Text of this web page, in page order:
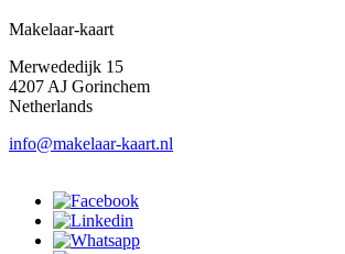
Makelaar-kaart
Merwededijk 15
4207 AJ Gorinchem
Netherlands
info@makelaar-kaart.nl